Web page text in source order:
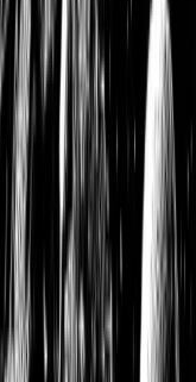
Zukunft durch
Burggraben